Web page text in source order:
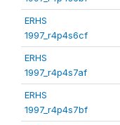
ERHS
1997_r4p4s6cf
ERHS
1997_r4p4s7af
ERHS
1997_r4p4s7bf